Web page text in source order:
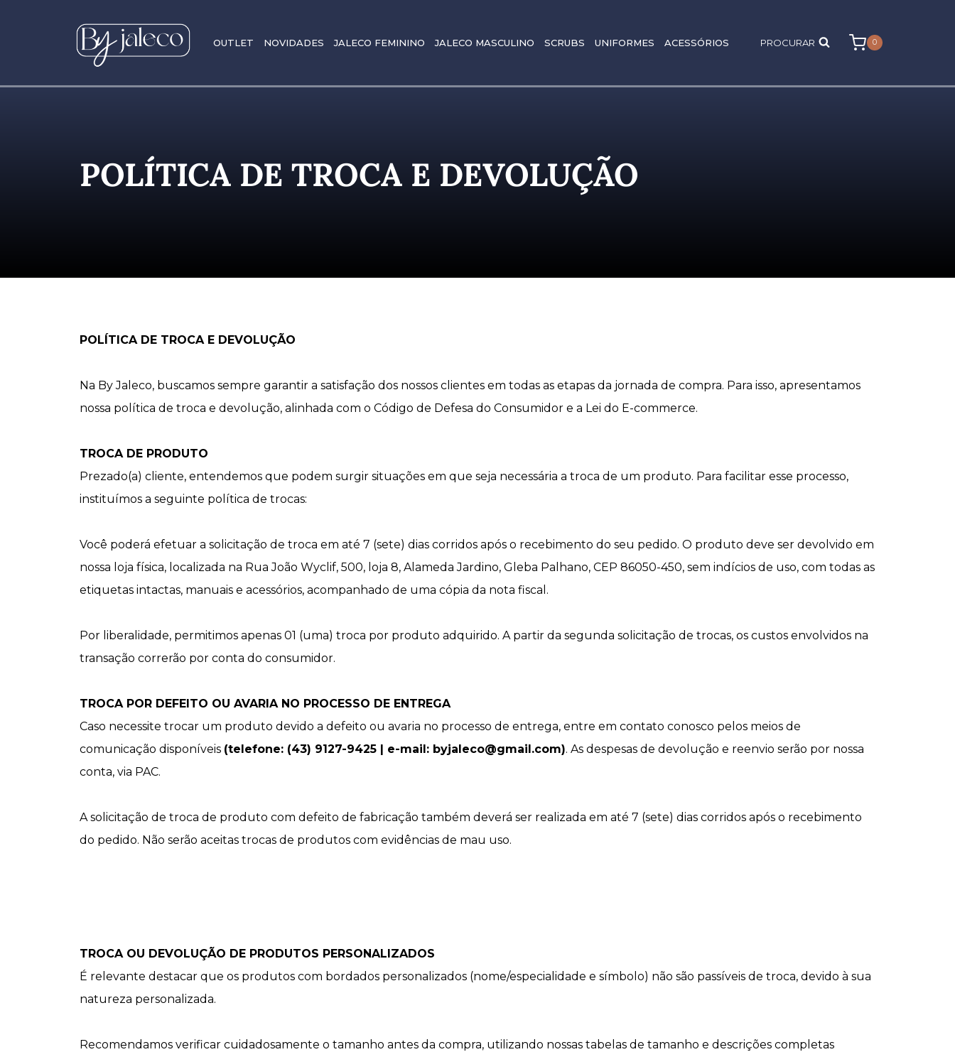
OUTLET NOVIDADES JALECO FEMININO JALECO MASCULINO SCRUBS UNIFORMES ACESSÓRIOS PROCURAR 0
POLÍTICA DE TROCA E DEVOLUÇÃO
POLÍTICA DE TROCA E DEVOLUÇÃO
Na By Jaleco, buscamos sempre garantir a satisfação dos nossos clientes em todas as etapas da jornada de compra. Para isso, apresentamos
nossa política de troca e devolução, alinhada com o Código de Defesa do Consumidor e a Lei do E-commerce.
TROCA DE PRODUTO
Prezado(a) cliente, entendemos que podem surgir situações em que seja necessária a troca de um produto. Para facilitar esse processo,
instituímos a seguinte política de trocas:
Você poderá efetuar a solicitação de troca em até 7 (sete) dias corridos após o recebimento do seu pedido. O produto deve ser devolvido em
nossa loja física, localizada na Rua João Wyclif, 500, loja 8, Alameda Jardino, Gleba Palhano, CEP 86050-450, sem indícios de uso, com todas as
etiquetas intactas, manuais e acessórios, acompanhado de uma cópia da nota fiscal.
Por liberalidade, permitimos apenas 01 (uma) troca por produto adquirido. A partir da segunda solicitação de trocas, os custos envolvidos na
transação correrão por conta do consumidor.
TROCA POR DEFEITO OU AVARIA NO PROCESSO DE ENTREGA
Caso necessite trocar um produto devido a defeito ou avaria no processo de entrega, entre em contato conosco pelos meios de
comunicação disponíveis (telefone: (43) 9127-9425 | e-mail: byjaleco@gmail.com). As despesas de devolução e reenvio serão por nossa
conta, via PAC.
A solicitação de troca de produto com defeito de fabricação também deverá ser realizada em até 7 (sete) dias corridos após o recebimento
do pedido. Não serão aceitas trocas de produtos com evidências de mau uso.
TROCA OU DEVOLUÇÃO DE PRODUTOS PERSONALIZADOS
É relevante destacar que os produtos com bordados personalizados (nome/especialidade e símbolo) não são passíveis de troca, devido à sua
natureza personalizada.
Recomendamos verificar cuidadosamente o tamanho antes da compra, utilizando nossas tabelas de tamanho e descrições completas